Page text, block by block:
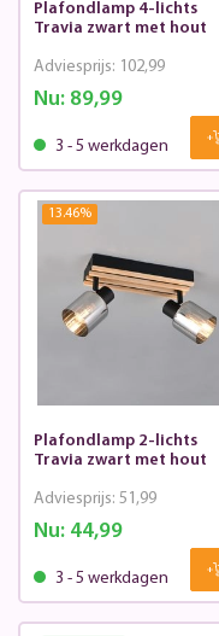
Plafondlamp 4-lichts
Travia zwart met hout
Nu:89,99
Adviesprijs: 102,99
3 - 5 werkdagen
13.46%
Plafondlamp 2-lichts
Travia zwart met hout
Nu:44,99
Adviesprijs: 51,99
3 - 5 werkdagen